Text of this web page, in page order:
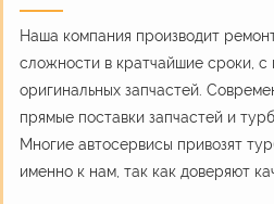
Наша компания производит
сложности в кратчайшие сроки, с
оригинальных запчастей.
прямые поставки запчастей и
Многие автосервисы привозят
именно к нам, так как доверяют